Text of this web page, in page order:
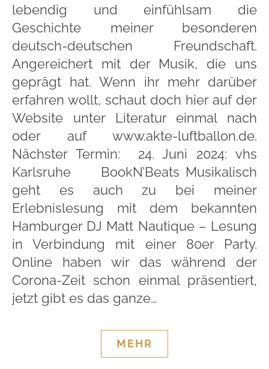
lebendig und einfühlsam die
Geschichte meiner besonderen
deutsch-deutschen Freundschaft.
Angereichert mit der Musik, die uns
geprägt hat. Wenn ihr mehr darüber
erfahren wollt, schaut doch hier auf der
Website unter Literatur einmal nach
oder auf www.akte-luftballon.de.
Nächster Termin: 24. Juni 2024: vhs
Karlsruhe BookN’Beats Musikalisch
geht es auch zu bei meiner
Erlebnislesung mit dem bekannten
Hamburger DJ Matt Nautique – Lesung
in Verbindung mit einer 80er Party.
Online haben wir das während der
Corona-Zeit schon einmal präsentiert,
jetzt gibt es das ganze…
MEHR